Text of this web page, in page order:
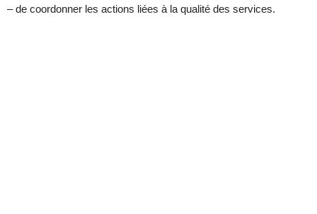
– de coordonner les actions liées à la qualité des services.